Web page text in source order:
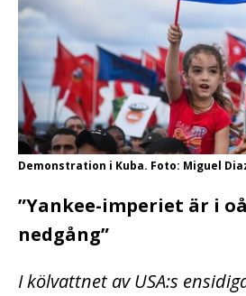
Demonstration i Kuba. Foto: Miguel
”Yankee-imperiet är i
nedgång”
I kölvattnet av USA:s